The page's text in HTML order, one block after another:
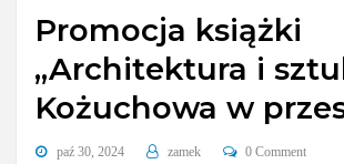
Promocja książki
„Architektura i
Kożuchowa w
paź 30, 2024 zamek 0 Comment